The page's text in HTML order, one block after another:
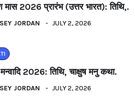
मास 2026 प्रारंभ (उत्तर भारत): तिथि,.
JORDAN JULY 2, 2026
मन्वादि 2026: तिथि, चाक्षुष मनु कथा.
JORDAN JULY 2, 2026